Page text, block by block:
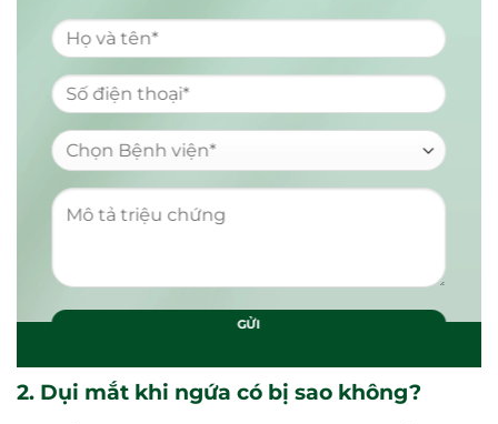
2. Dụi mắt khi ngứa có bị sao không?